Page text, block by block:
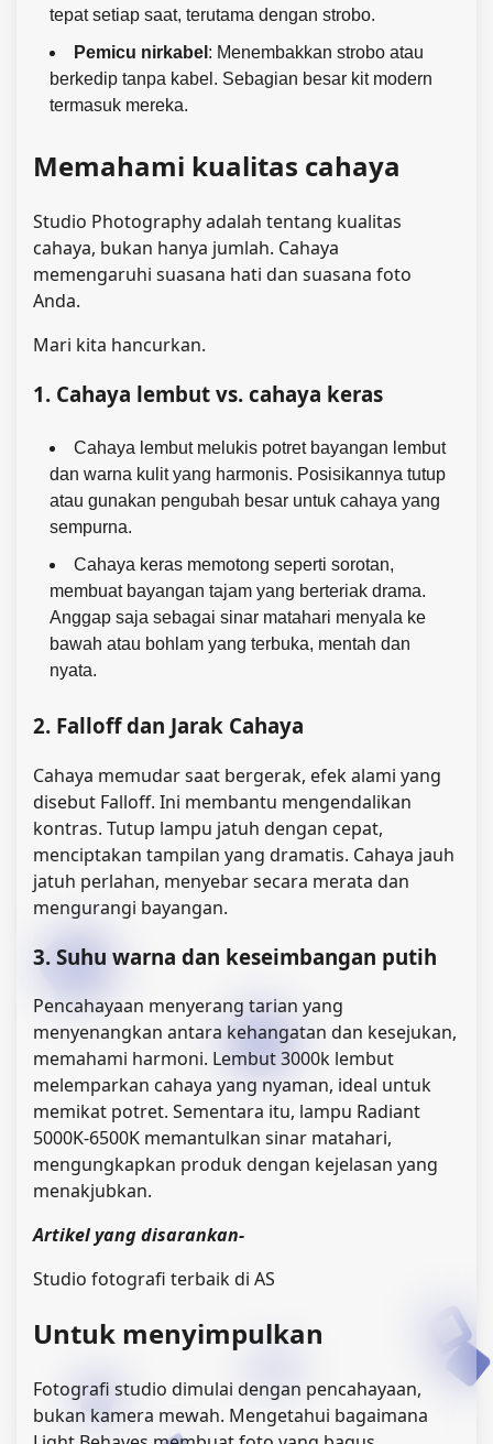
tepat setiap saat, terutama dengan strobo.
Pemicu nirkabel : Menembakkan strobo atau
berkedip tanpa kabel. Sebagian besar kit modern
termasuk mereka.
Memahami kualitas cahaya
Studio Photography adalah tentang kualitas
cahaya, bukan hanya jumlah. Cahaya
memengaruhi suasana hati dan suasana foto
Anda.
Mari kita hancurkan.
1. Cahaya lembut vs. cahaya keras
Cahaya lembut melukis potret bayangan lembut
dan warna kulit yang harmonis. Posisikannya tutup
atau gunakan pengubah besar untuk cahaya yang
sempurna.
Cahaya keras memotong seperti sorotan,
membuat bayangan tajam yang berteriak drama.
Anggap saja sebagai sinar matahari menyala ke
bawah atau bohlam yang terbuka, mentah dan
nyata.
2. Falloff dan Jarak Cahaya
Cahaya memudar saat bergerak, efek alami yang
disebut Falloff. Ini membantu mengendalikan
kontras. Tutup lampu jatuh dengan cepat,
menciptakan tampilan yang dramatis. Cahaya jauh
jatuh perlahan, menyebar secara merata dan
mengurangi bayangan.
3. Suhu warna dan keseimbangan putih
Pencahayaan menyerang tarian yang
menyenangkan antara kehangatan dan kesejukan,
memahami harmoni. Lembut 3000k lembut
melemparkan cahaya yang nyaman, ideal untuk
memikat potret. Sementara itu, lampu Radiant
5000K-6500K memantulkan sinar matahari,
mengungkapkan produk dengan kejelasan yang
menakjubkan.
Artikel yang disarankan-
Studio fotografi terbaik di AS
Untuk menyimpulkan
Fotografi studio dimulai dengan pencahayaan,
bukan kamera mewah. Mengetahui bagaimana